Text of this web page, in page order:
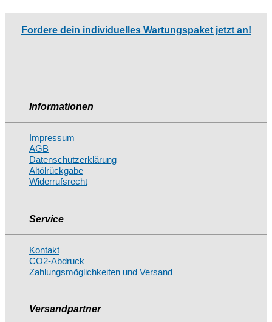
Fordere dein individuelles Wartungspaket jetzt an!
Informationen
Impressum
AGB
Datenschutzerklärung
Altölrückgabe
Widerrufsrecht
Service
Kontakt
CO2-Abdruck
Zahlungsmöglichkeiten und Versand
Versandpartner